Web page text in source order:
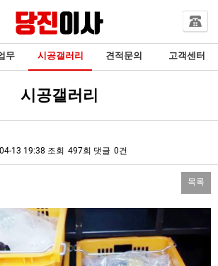
무 시공갤러리 견적문의 고객센터
시공갤러리
13 19:38 조회 497회 댓글 0건
목록